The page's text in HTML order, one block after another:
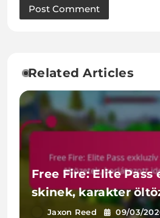
Related Articles
Free Fire: Elite Pass
skinek, karakter
korlátozott idejű
Jaxon Reed 09/03/